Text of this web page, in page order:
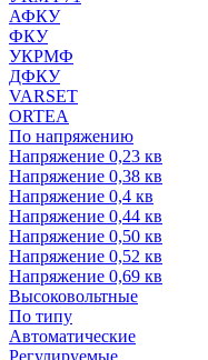
АФКУ
ФКУ
УКРМФ
ДФКУ
VARSET
ORTEA
По напряжению
Напряжение 0,23 кв
Напряжение 0,38 кв
Напряжение 0,4 кв
Напряжение 0,44 кв
Напряжение 0,50 кв
Напряжение 0,52 кв
Напряжение 0,69 кв
Высоковольтные
По типу
Автоматические
Регулируемые